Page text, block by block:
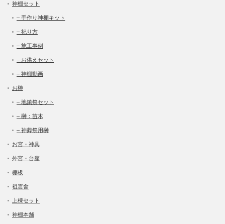
神棚セット
– 手作り神棚キット
– 祀り方
– 施工事例
– お供えセット
– 神棚動画
お榊
– 地鎮祭セット
– 榊：苗木
– 神葬祭用榊
お宮・神具
外宮・台座
棚板
祖霊舎
上棟セット
神棚本舗